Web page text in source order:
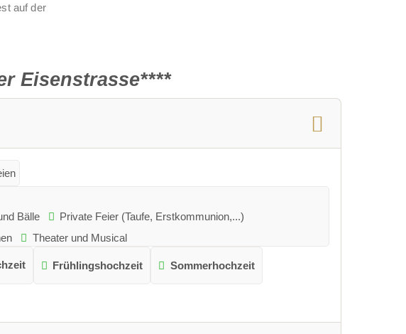
auf der
Eisenstrasse****
Bälle
Private Feier (Taufe, Erstkommunion,...)
Theater und Musical
Frühlingshochzeit Sommerhochzeit